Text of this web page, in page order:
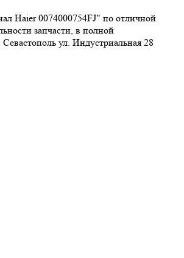
Haier 0074000754FJ" по отличной
запчасти, в полной
ул. Индустриальная 28